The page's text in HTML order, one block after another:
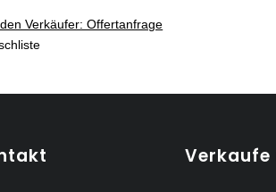
Verkäufer: Offertanfrage